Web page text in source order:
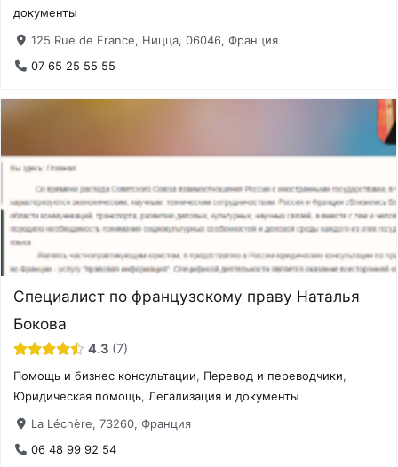
документы
125 Rue de France, Ницца, 06046, Франция
07 65 25 55 55
Специалист по французскому праву Наталья
Бокова
4.3 7
Помощь и бизнес консультации, Перевод и переводчики,
Юридическая помощь,Легализация и документы
La Léchère, 73260, Франция
06 48 99 92 54